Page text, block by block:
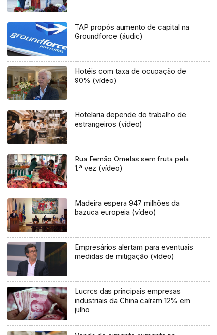
TAP propôs aumento de capital na
Groundforce (áudio)
Hotéis com taxa de ocupação de
90% (vídeo)
Hotelaria depende do trabalho de
estrangeiros (vídeo)
Rua Fernão Ornelas sem fruta pela
1.ª vez (vídeo)
Madeira espera 947 milhões da
bazuca europeia (vídeo)
Empresários alertam para eventuais
medidas de mitigação (vídeo)
Lucros das principais empresas
industriais da China caíram 12% em
julho